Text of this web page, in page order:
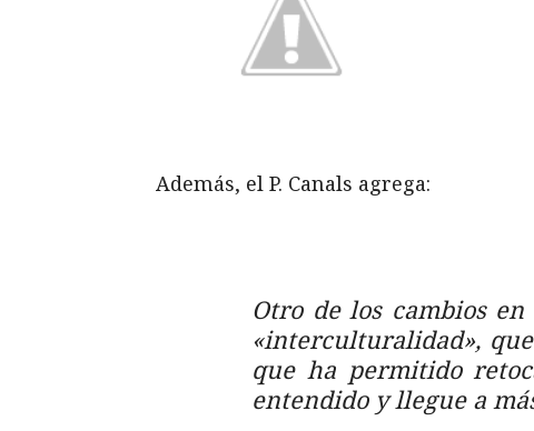
Además, el P. Canals agrega:
Otro de los cambios
«interculturalidad»,
que ha permitido
entendido y llegue a